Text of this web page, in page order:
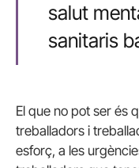
salut
sanitaris
El que no pot ser és
treballadors i
esforç, a les